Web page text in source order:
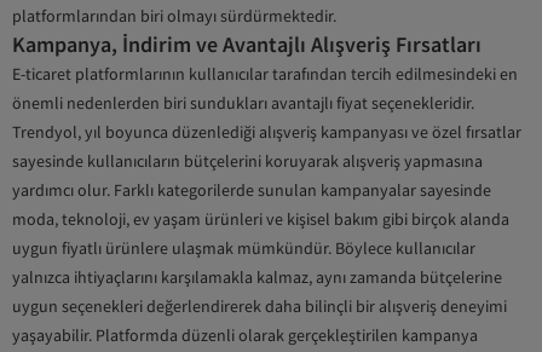
platformlarından biri olmayı sürdürmektedir.
Kampanya, İndirim ve Avantajlı Alışveriş Fırsatları
E-ticaret platformlarının kullanıcılar tarafından tercih edilmesindeki en
önemli nedenlerden biri sundukları avantajlı fiyat seçenekleridir.
Trendyol, yıl boyunca düzenlediği alışveriş kampanyası ve özel fırsatlar
sayesinde kullanıcıların bütçelerini koruyarak alışveriş yapmasına
yardımcı olur. Farklı kategorilerde sunulan kampanyalar sayesinde
moda, teknoloji, ev yaşam ürünleri ve kişisel bakım gibi birçok alanda
uygun fiyatlı ürünlere ulaşmak mümkündür. Böylece kullanıcılar
yalnızca ihtiyaçlarını karşılamakla kalmaz, aynı zamanda bütçelerine
uygun seçenekleri değerlendirerek daha bilinçli bir alışveriş deneyimi
yaşayabilir. Platformda düzenli olarak gerçekleştirilen kampanya